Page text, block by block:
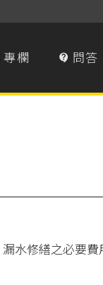
專欄  問答
水修繕之必要